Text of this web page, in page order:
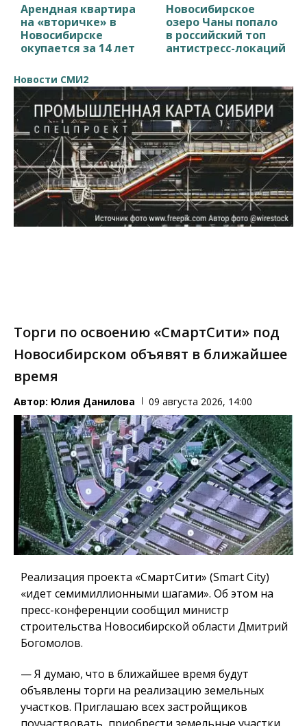
Арендная квартира
на «вторичке» в
Новосибирске
окупается за 14 лет
Новосибирское
озеро Чаны попало
в российский топ
антистресс-локаций
Новости СМИ2
Торги по освоению «СмартСити» под
Новосибирском объявят в ближайшее
время
Автор: Юлия Данилова 09 августа 2026, 14:00
Реализация проекта «СмартСити» (Smart City)
«идет семимиллионными шагами». Об этом на
пресс-конференции сообщил министр
строительства Новосибирской области Дмитрий
Богомолов.
— Я думаю, что в ближайшее время будут
объявлены торги на реализацию земельных
участков. Приглашаю всех застройщиков